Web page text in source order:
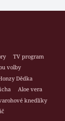
TV program
volby
Dědka
Aloe vera
knedlíky